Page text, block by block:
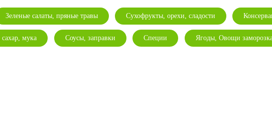
Зеленые салаты, пряные травы Сухофрукты, орехи, сладости
мука Соусы, заправки Специи Ягоды, Овощи